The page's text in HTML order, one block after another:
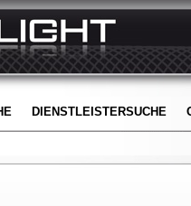
DIENSTLEISTERSUCHE